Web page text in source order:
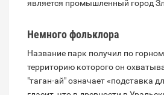
является промышленный город
Немного фольклора
Название парк получил по
территорию которого он
"таган-ай" означает «подставка